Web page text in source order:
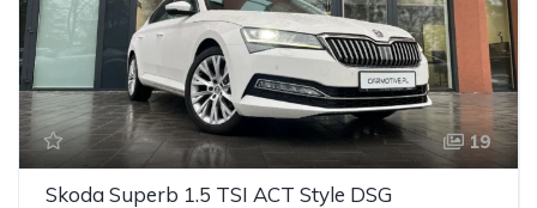
19
Skoda Superb 1.5 TSI ACT Style DSG